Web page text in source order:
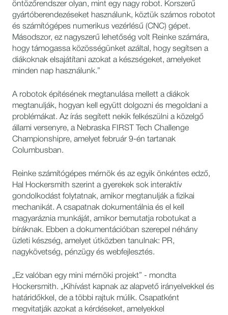
öntözőrendszer olyan, mint egy nagy robot. Korszerű
gyártóberendezéseket használunk, köztük számos robotot
és számítógépes numerikus vezérlésű (CNC) gépet.
Másodszor, ez nagyszerű lehetőség volt Reinke számára,
hogy támogassa közösségünket azáltal, hogy segítsen a
diákoknak elsajátítani azokat a készségeket, amelyeket
minden nap használunk.”
A robotok építésének megtanulása mellett a diákok
megtanulják, hogyan kell együtt dolgozni és megoldani a
problémákat. Az írás segített nekik felkészülni a közelgő
állami versenyre, a Nebraska FIRST Tech Challenge
Championshipre, amelyet február 9-én tartanak
Columbusban.
Reinke számítógépes mérnök és az egyik önkéntes edző,
Hal Hockersmith szerint a gyerekek sok interaktív
gondolkodást folytatnak, amikor megtanulják a fizikai
mechanikát. A csapatnak dokumentálnia és el kell
magyaráznia munkáját, amikor bemutatja robotukat a
bíráknak. Ebben a dokumentációban szerepel néhány
üzleti készség, amelyet útközben tanulnak: PR,
nagykövetség, pénzügy és webfejlesztés.
„Ez valóban egy mini mérnöki projekt” - mondta
Hockersmith. „Kihívást kapnak az alapvető irányelvekkel és
határidőkkel, de a többi rajtuk múlik. Csapatként
megvitatják azokat a kérdéseket, amelyekkel